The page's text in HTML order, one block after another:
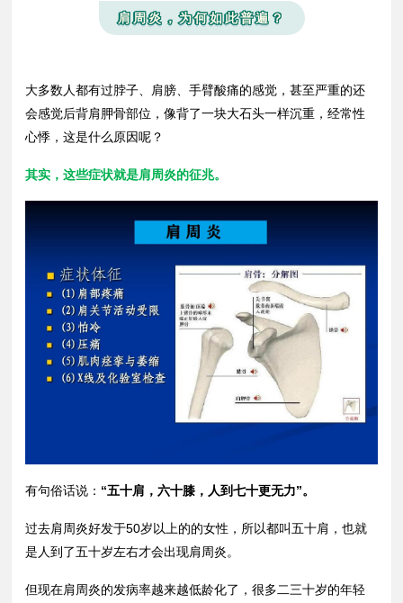
肩周炎，为何如此普遍？
大多数人都有过脖子、肩膀、手臂酸痛的感觉，甚至严重的还
会感觉后背肩胛骨部位，像背了一块大石头一样沉重，经常性
心悸，这是什么原因呢？
其实，这些症状就是肩周炎的征兆。
有句俗话说： “五十肩，六十膝，人到七十更无力”。
过去肩周炎好发于50岁以上的的女性，所以都叫五十肩，也就
是人到了五十岁左右才会出现肩周炎。
但现在肩周炎的发病率越来越低龄化了，很多二三十岁的年轻